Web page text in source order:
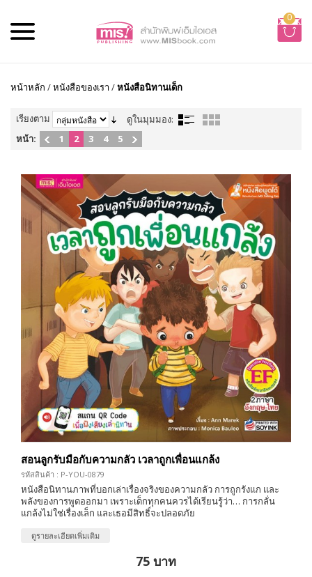
0
หน้าหลัก /หนังสือของเรา /หนังสือนิทานเด็ก
เรียงตาม
ดูในมุมมอง:
หน้า:
1 2 3 4 5
สอนลูกรับมือกับความกลัว เวลาถูกเพื่อนแกล้ง
รหัสสินค้า : P-YOU-0879
หนังสือนิทานภาพที่บอกเล่าเรื่องจริงของความกลัว การถูกรังแก และ
พลังของการพูดออกมา เพราะเด็กทุกคนควรได้เรียนรู้ว่า… การกลั่น
แกล้งไม่ใช่เรื่องเล็ก และเธอมีสิทธิ์จะปลอดภัย
ดูรายละเอียดเพิ่มเติม
75 บาท